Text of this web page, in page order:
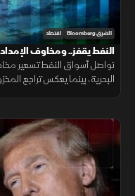
الشرق Bloomberg اقتصاد
النفط يقفز.. ومخاوف
تواصل أسواق النفط تسعير
البحرية، بينما يعكس تراجع